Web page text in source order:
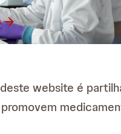
website é